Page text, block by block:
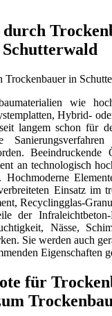
durch
wie
Hybrid-
langem schon für
Beeindruckende
an technologisch
. Hochmoderne
Einsatz im
Recyclingglas-
der
Nässe,
Sie werden auch
Eigenschaften
für